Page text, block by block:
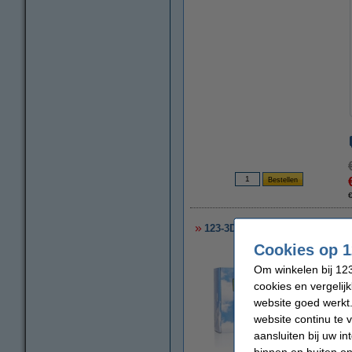
123-3D Filament neutraal 2,85
Cookies op
Om winkelen bij
cookies en
website goed
website continu te
aansluiten bij uw